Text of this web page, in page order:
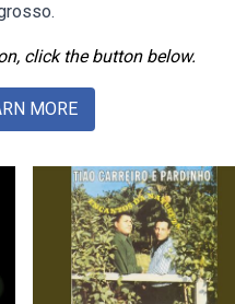
click the button below.
MORE